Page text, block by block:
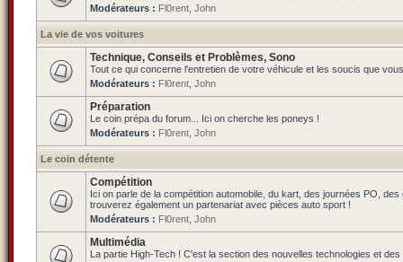
Modérateurs : Fl0rent John
La vie de vos voitures
Technique, Conseils et Problèmes, Sono
Tout ce qui concerne l'entretien de votre véhicule et les soucis que
Modérateurs : Fl0rent John
Préparation
Le coin prépa du forum... Ici on cherche les poneys !
Modérateurs : Fl0rent John
Le coin détente
Compétition
Ici on parle de la compétition automobile, du kart, des journées PO,
trouverez également un partenariat avec pièces auto sport !
Modérateurs : Fl0rent John
Multimédia
La partie High-Tech ! C'est la section des nouvelles technologies et